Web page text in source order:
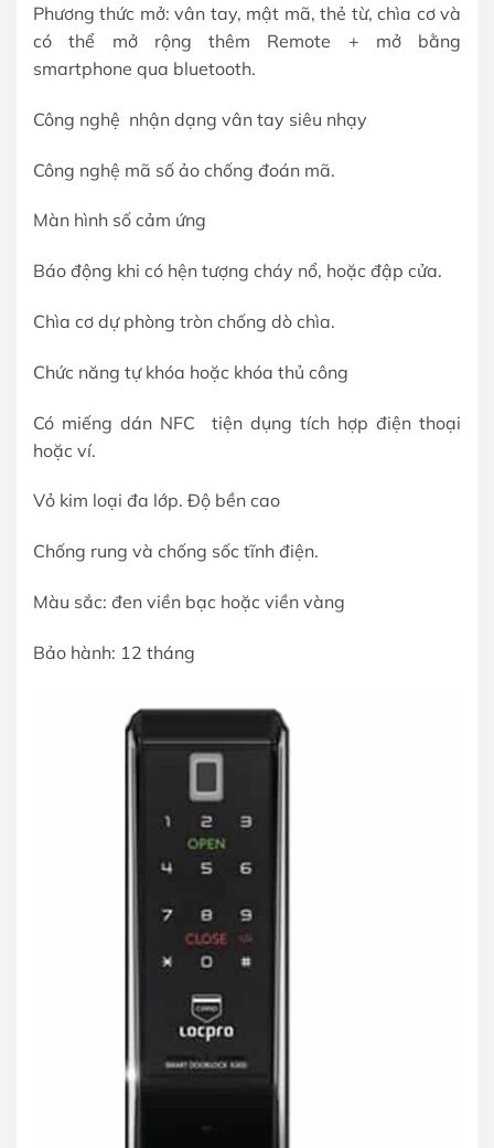
Phương thức mở: vân tay, mật mã, thẻ từ, chìa cơ và
có thể mở rộng thêm Remote + mở bằng
smartphone qua bluetooth.
Công nghệ nhận dạng vân tay siêu nhạy
Công nghệ mã số ảo chống đoán mã.
Màn hình số cảm ứng
Báo động khi có hện tượng cháy nổ, hoặc đập cửa.
Chìa cơ dự phòng tròn chống dò chìa.
Chức năng tự khóa hoặc khóa thủ công
Có miếng dán NFC tiện dụng tích hợp điện thoại
hoặc ví.
Vỏ kim loại đa lớp. Độ bền cao
Chống rung và chống sốc tĩnh điện.
Màu sắc: đen viền bạc hoặc viền vàng
Bảo hành: 12 tháng